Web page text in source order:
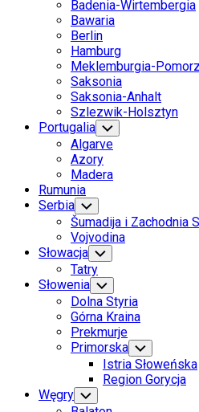
Menu
Badenia-Wirtembergia
Bawaria
Berlin
Hamburg
Meklemburgia-
Saksonia
Saksonia-Anhalt
Szlezwik-Holsztyn
Portugalia Toggle
Child
Menu
Algarve
Azory
Madera
Rumunia
Serbia Toggle
Child
Menu
Šumadija i Zachodnia
Vojvodina
Słowacja Toggle
Child
Menu
Tatry
Słowenia Toggle
Child
Menu
Dolna Styria
Górna Kraina
Prekmurje
Primorska Toggle
Child
Menu
Istria Słoweńska
Region Gorycja
Węgry Toggle
Child